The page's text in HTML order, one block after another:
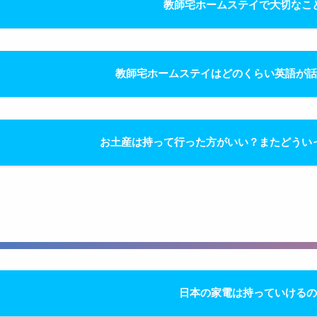
教師宅ホームステイで大切なこ
教師宅ホームステイはどのくらい英語が
お土産は持って行った方がいい？またどうい
日本の家電は持っていける